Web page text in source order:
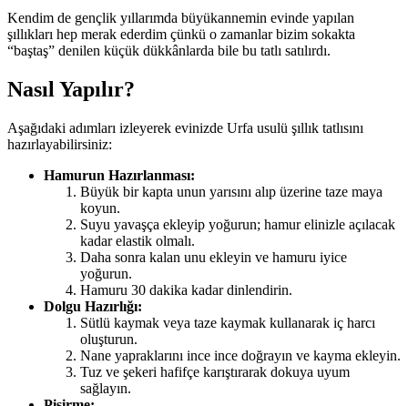
Kendim de gençlik yıllarımda büyükannemin evinde yapılan
şıllıkları hep merak ederdim çünkü o zamanlar bizim sokakta
“baştaş” denilen küçük dükkânlarda bile bu tatlı satılırdı.
Nasıl Yapılır?
Aşağıdaki adımları izleyerek evinizde Urfa usulü şıllık tatlısını
hazırlayabilirsiniz:
Hamurun Hazırlanması:
Büyük bir kapta unun yarısını alıp üzerine taze maya
koyun.
Suyu yavaşça ekleyip yoğurun; hamur elinizle açılacak
kadar elastik olmalı.
Daha sonra kalan unu ekleyin ve hamuru iyice
yoğurun.
Hamuru 30 dakika kadar dinlendirin.
Dolgu Hazırlığı:
Sütlü kaymak veya taze kaymak kullanarak iç harcı
oluşturun.
Nane yapraklarını ince ince doğrayın ve kayma ekleyin.
Tuz ve şekeri hafifçe karıştırarak dokuya uyum
sağlayın.